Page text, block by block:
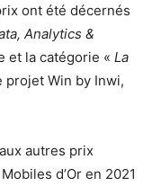
ont été décernés
Analytics &
et la catégorie « La
projet Win by Inwi,
autres prix
d’Or en 2021